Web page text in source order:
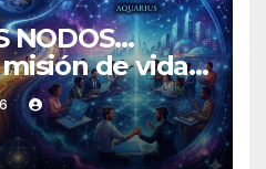
NODOS…
de vida y